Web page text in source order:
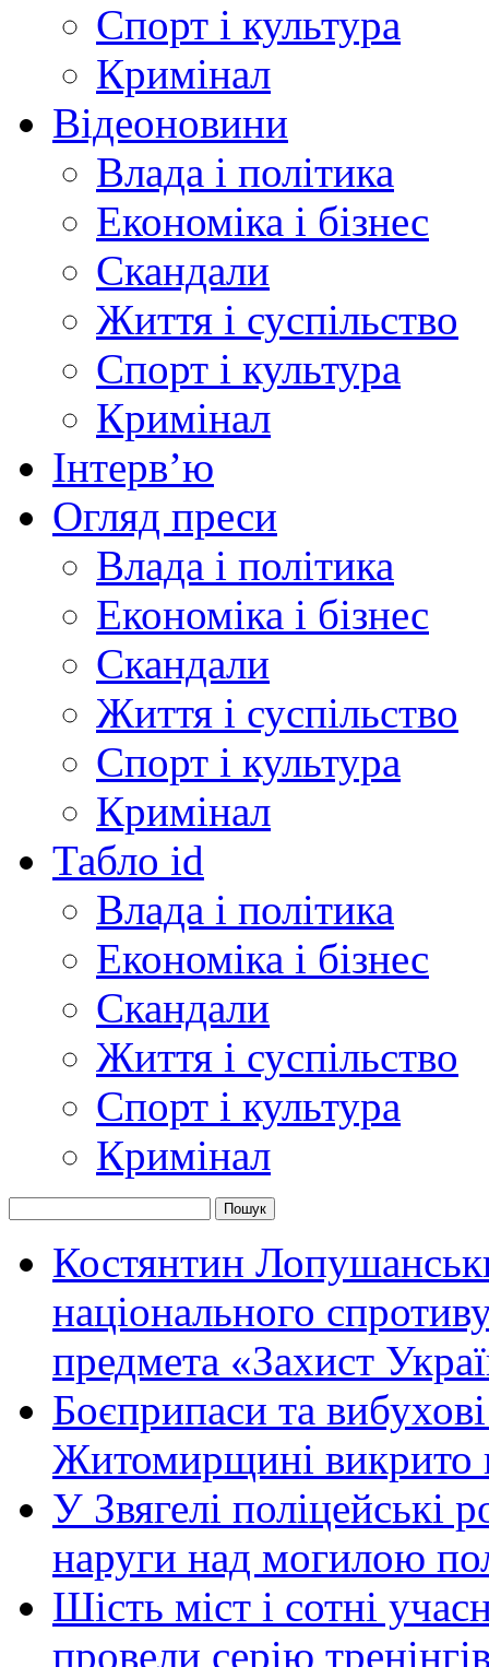
Спорт і культура
Кримінал
Відеоновини
Влада і політика
Економіка і бізнес
Скандали
Життя і суспільство
Спорт і культура
Кримінал
Інтерв’ю
Огляд преси
Влада і політика
Економіка і бізнес
Скандали
Життя і суспільство
Спорт і культура
Кримінал
Табло id
Влада і політика
Економіка і бізнес
Скандали
Життя і суспільство
Спорт і культура
Кримінал
Костянтин
національного
предмета «Захист
Боєприпаси та
Житомирщині викрито
У Звягелі поліцейські
наруги над могилою
Шість міст і сотні
провели серію